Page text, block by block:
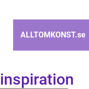
ALLTOMKONST.se
inspiration